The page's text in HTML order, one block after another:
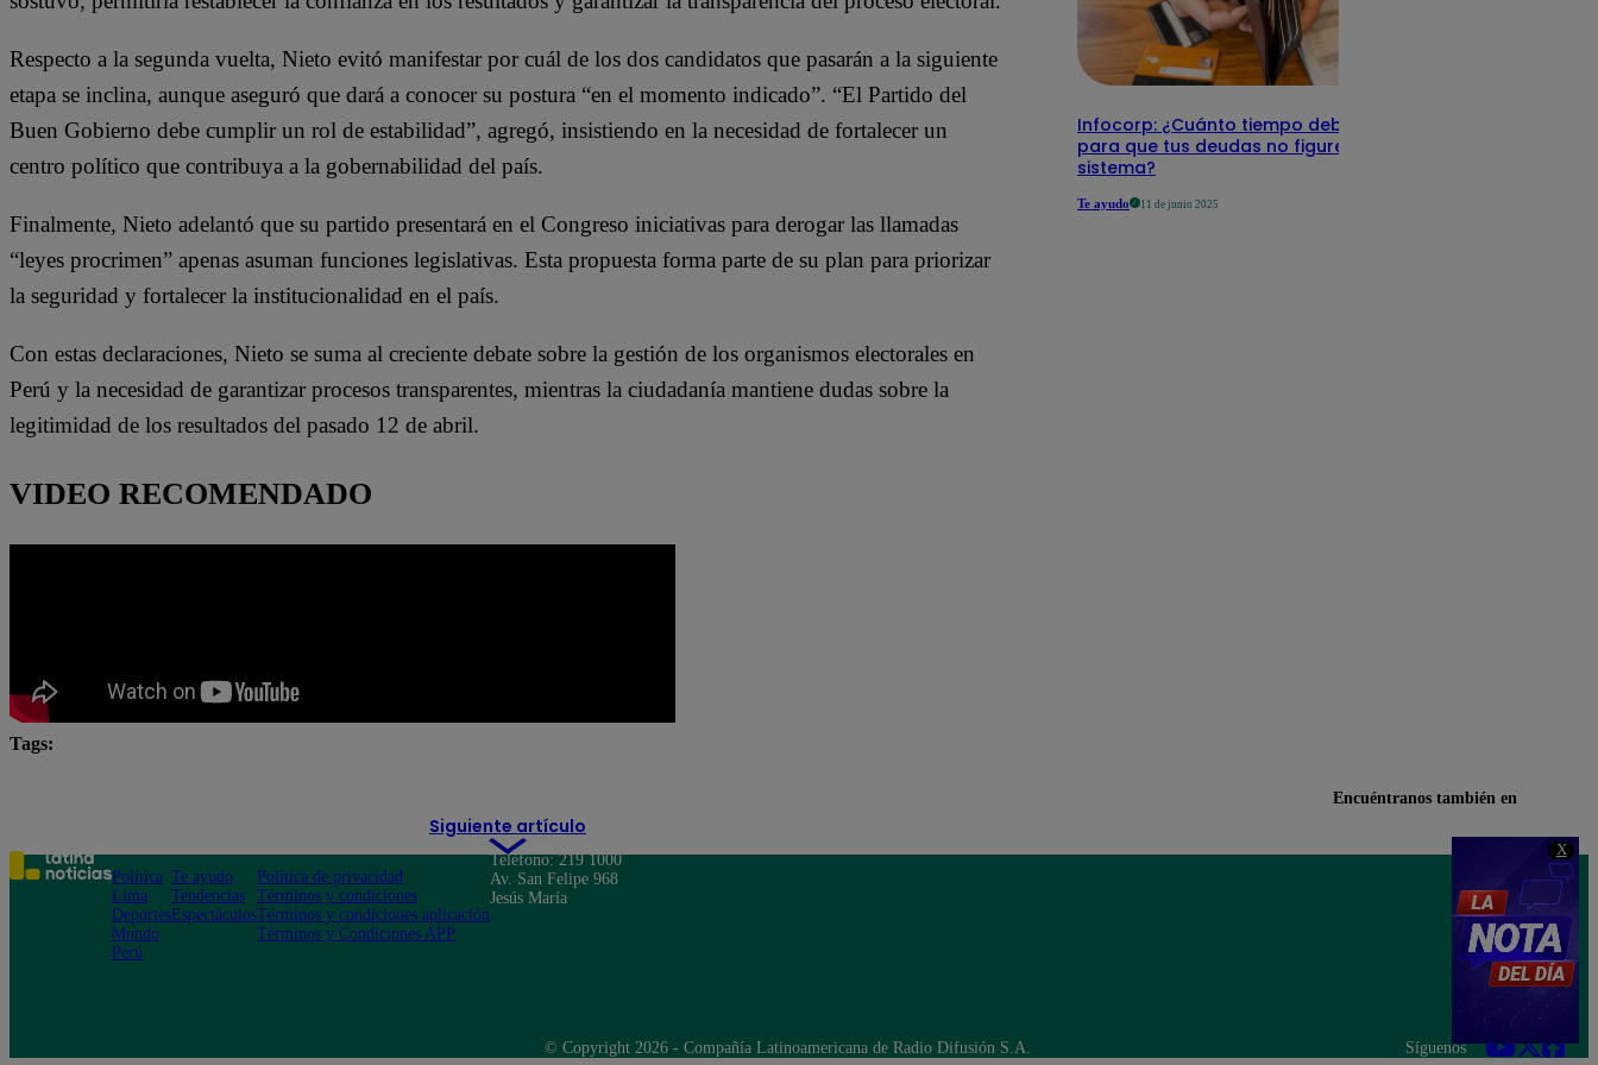
X
Respecto a la segunda vuelta, Nieto evitó manifestar por cuál de los dos candidatos que pasarán a la siguiente
etapa se inclina, aunque aseguró que dará a conocer su postura “en el momento indicado”. “El Partido del
Buen Gobierno debe cumplir un rol de estabilidad”, agregó, insistiendo en la necesidad de fortalecer un
centro político que contribuya a la gobernabilidad del país.
Finalmente, Nieto adelantó que su partido presentará en el Congreso iniciativas para derogar las llamadas
“leyes procrimen” apenas asuman funciones legislativas. Esta propuesta forma parte de su plan para priorizar
la seguridad y fortalecer la institucionalidad en el país.
Con estas declaraciones, Nieto se suma al creciente debate sobre la gestión de los organismos electorales en
Perú y la necesidad de garantizar procesos transparentes, mientras la ciudadanía mantiene dudas sobre la
legitimidad de los resultados del pasado 12 de abril.
VIDEO RECOMENDADO
Tags:
Siguiente artículo
Infocorp: ¿Cuánto tiempo debe pasar
para que tus deudas no figuren en su
sistema?
Te ayudo 11 de junio 2025
Encuéntranos también en
Política
Lima
Deportes
Mundo
Perú
Te ayudo
Tendencias
Espectáculos
Política de privacidad
Términos y condiciones
Términos y condiciones aplicación
Términos y Condiciones APP
Teléfono: 219 1000
Av. San Felipe 968
Jesús María
© Copyright 2026 - Compañía Latinoamericana de Radio Difusión S.A. Síguenos